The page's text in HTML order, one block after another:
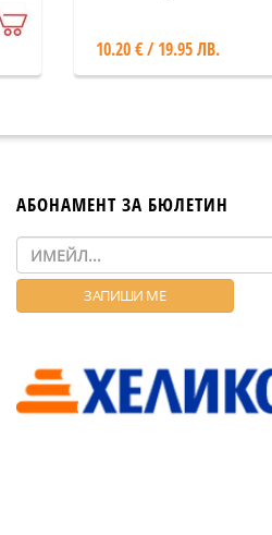
10.20 € / 19.95 ЛВ.
АБОНАМЕНТ ЗА БЮЛЕТИН